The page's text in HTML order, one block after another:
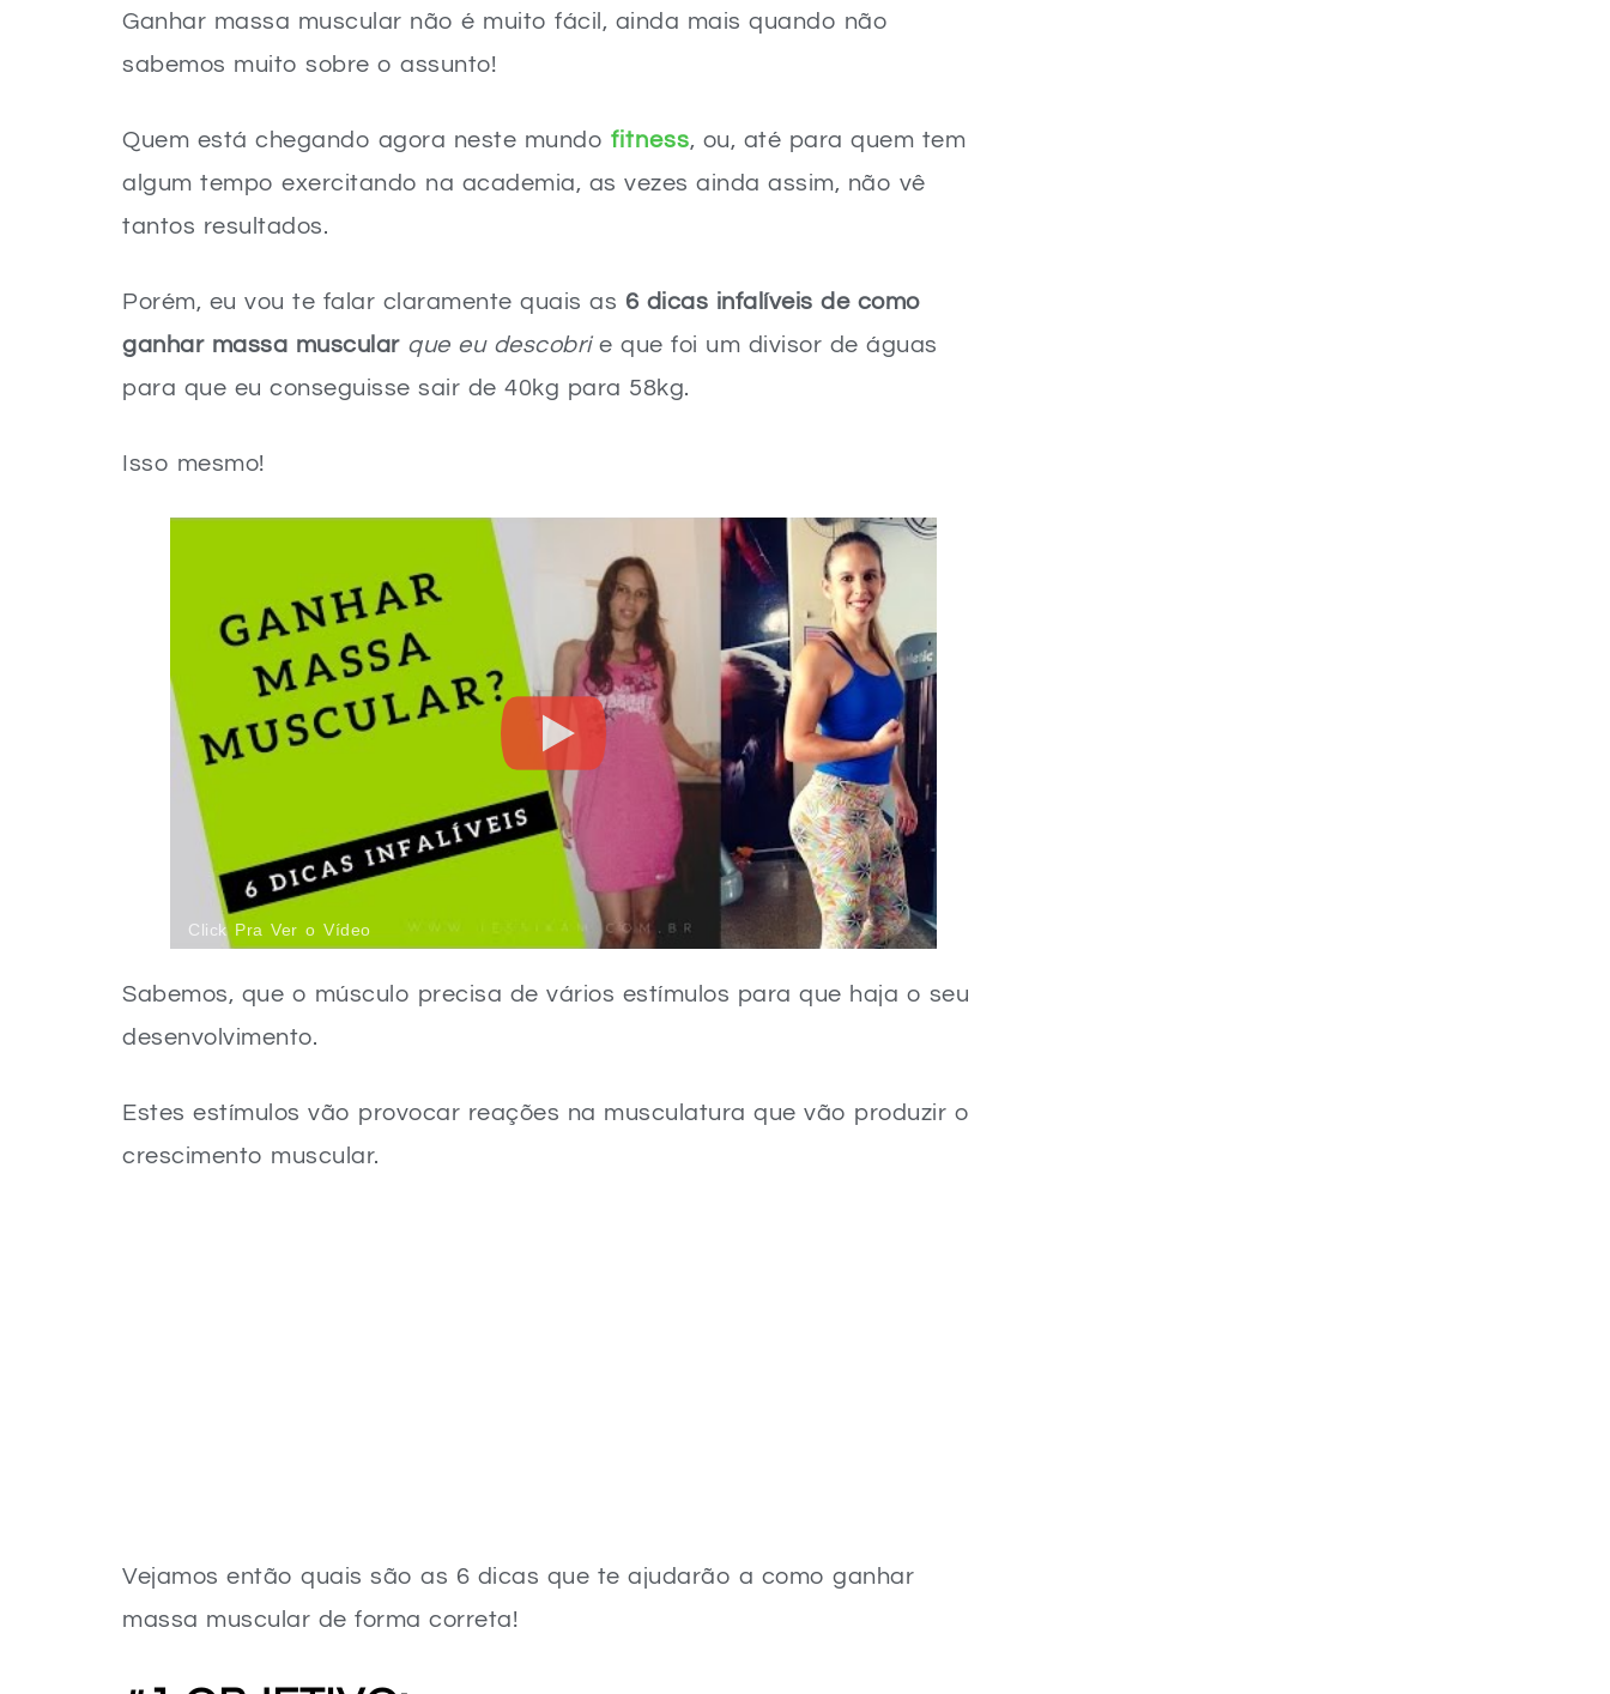
Ganhar massa muscular não é muito fácil, ainda mais quando não
sabemos muito sobre o assunto!
Quem está chegando agora neste mundo fitness, ou, até para quem tem
algum tempo exercitando na academia, as vezes ainda assim, não vê
tantos resultados.
Porém, eu vou te falar claramente quais as 6 dicas infalíveis de como
ganhar massa muscular que eu descobrie que foi um divisor de águas
para que eu conseguisse sair de 40kg para 58kg.
Isso mesmo!
Click Pra Ver o Vídeo
Sabemos, que o músculo precisa de vários estímulos para que haja o seu
desenvolvimento.
Estes estímulos vão provocar reações na musculatura que vão produzir o
crescimento muscular.
Vejamos então quais são as 6 dicas que te ajudarão a como ganhar
massa muscular de forma correta!